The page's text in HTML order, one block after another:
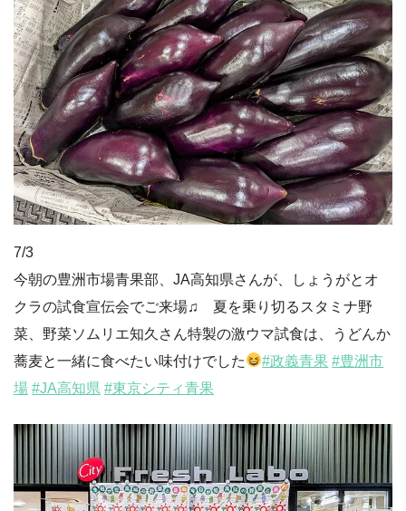
7/3
今朝の豊洲市場青果部、JA高知県さんが、しょうがとオ
クラの試食宣伝会でご来場♫ 夏を乗り切るスタミナ野
菜、野菜ソムリエ知久さん特製の激ウマ試食は、うどんか
蕎麦と一緒に食べたい味付けでした
#政義青果 #豊洲市
場 #JA高知県 #東京シティ青果